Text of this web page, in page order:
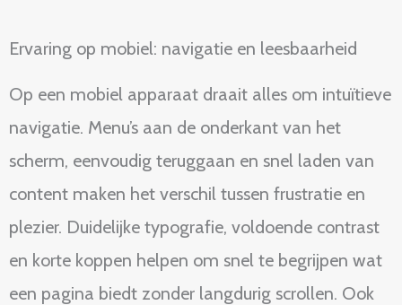
Ervaring op mobiel: navigatie en leesbaarheid
Op een mobiel apparaat draait alles om intuïtieve
navigatie. Menu’s aan de onderkant van het
scherm, eenvoudig teruggaan en snel laden van
content maken het verschil tussen frustratie en
plezier. Duidelijke typografie, voldoende contrast
en korte koppen helpen om snel te begrijpen wat
een pagina biedt zonder langdurig scrollen. Ook